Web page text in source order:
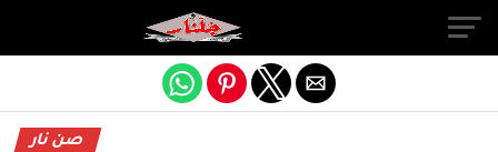
صن نار
Exit mobile version